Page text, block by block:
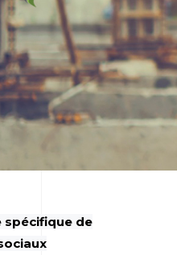
spécifique de